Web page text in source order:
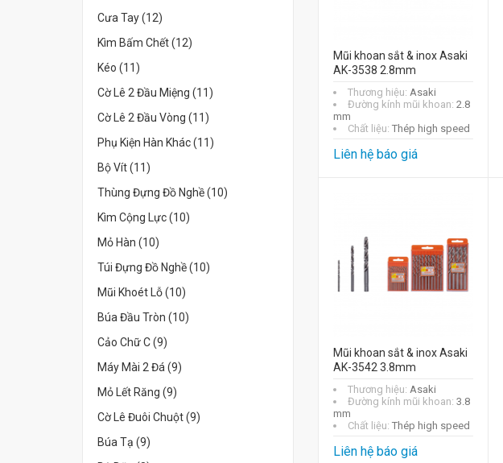
Cưa Tay (12)
Kìm Bấm Chết (12)
Kéo (11)
Cờ Lê 2 Đầu Miệng (11)
Cờ Lê 2 Đầu Vòng (11)
Phụ Kiện Hàn Khác (11)
Bộ Vít (11)
Thùng Đựng Đồ Nghề (10)
Kìm Cộng Lực (10)
Mỏ Hàn (10)
Túi Đựng Đồ Nghề (10)
Mũi Khoét Lỗ (10)
Búa Đầu Tròn (10)
Cảo Chữ C (9)
Máy Mài 2 Đá (9)
Mỏ Lết Răng (9)
Cờ Lê Đuôi Chuột (9)
Búa Tạ (9)
Mũi khoan sắt & inox Asaki
AK-3538 2.8mm
Thương hiệu: Asaki
Đường kính mũi khoan: 2.8
mm
Chất liệu: Thép high speed
Liên hệ báo giá
Mũi khoan sắt & inox Asaki
AK-3542 3.8mm
Thương hiệu: Asaki
Đường kính mũi khoan: 3.8
mm
Chất liệu: Thép high speed
Liên hệ báo giá